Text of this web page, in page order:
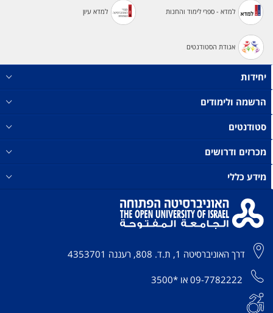
למדא - ספרי לימוד והחנות למדא עיון
אגודת הסטודנטים
יחידות
הרשמה ולימודים
סטודנטים
מכרזים ודרושים
מידע כללי
דרך האוניברסיטה 1, ת.ד. 808, רעננה 4353701
09-7782222 או *3500